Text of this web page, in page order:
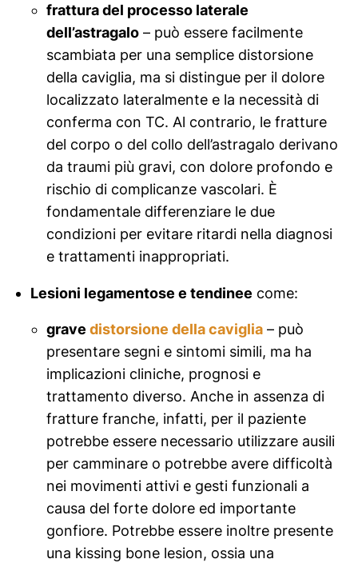
frattura del processo laterale
dell’astragalo– può essere facilmente
scambiata per una semplice distorsione
della caviglia, ma si distingue per il dolore
localizzato lateralmente e la necessità di
conferma con TC. Al contrario, le fratture
del corpo o del collo dell’astragalo derivano
da traumi più gravi, con dolore profondo e
rischio di complicanze vascolari. È
fondamentale differenziare le due
condizioni per evitare ritardi nella diagnosi
e trattamenti inappropriati.
Lesioni legamentose e tendinee come:
grave distorsione della caviglia– può
presentare segni e sintomi simili, ma ha
implicazioni cliniche, prognosi e
trattamento diverso. Anche in assenza di
fratture franche, infatti, per il paziente
potrebbe essere necessario utilizzare ausili
per camminare o potrebbe avere difficoltà
nei movimenti attivi e gesti funzionali a
causa del forte dolore ed importante
gonfiore. Potrebbe essere inoltre presente
una kissing bone lesion, ossia una